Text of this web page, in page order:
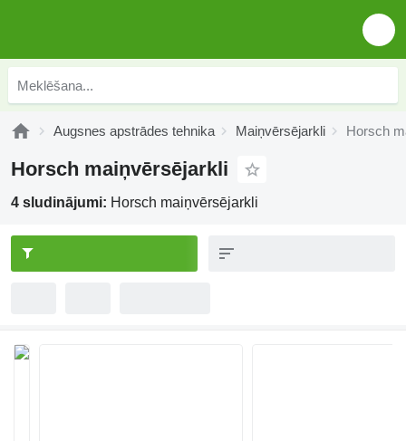
Augsnes apstrādes tehnika Maiņvērsējarkli Horsch
Horsch maiņvērsējarkli
4 sludinājumi: Horsch maiņvērsējarkli